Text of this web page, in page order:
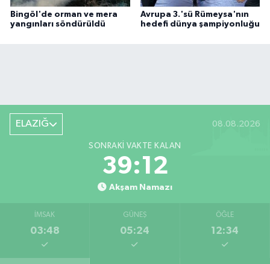
Bingöl'de orman ve mera
yangınları söndürüldü
Avrupa 3.'sü Rümeysa'nın
hedefi dünya şampiyonluğu
ELAZIĞ 08.08.2026
SONRAKI VAKTE KALAN
39:11
Akşam Namazı
İMSAK
03:48
GÜNEŞ
05:24
ÖĞLE
12:34